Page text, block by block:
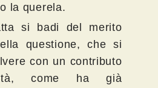
la querela.
si badi del merito
questione, che si
con un contributo
come ha già